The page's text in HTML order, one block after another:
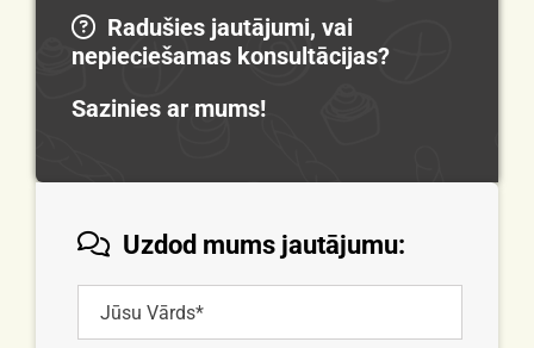
 Radušies jautājumi, vai
nepieciešamas konsultācijas?
Sazinies ar mums!
 Uzdod mums jautājumu: